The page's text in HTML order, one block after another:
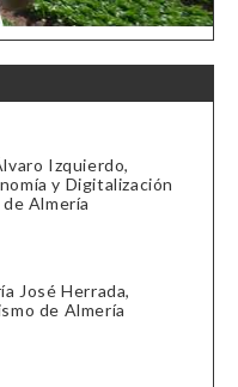
Izquierdo,
y Digitalización
Almería
José Herrada,
de Almería